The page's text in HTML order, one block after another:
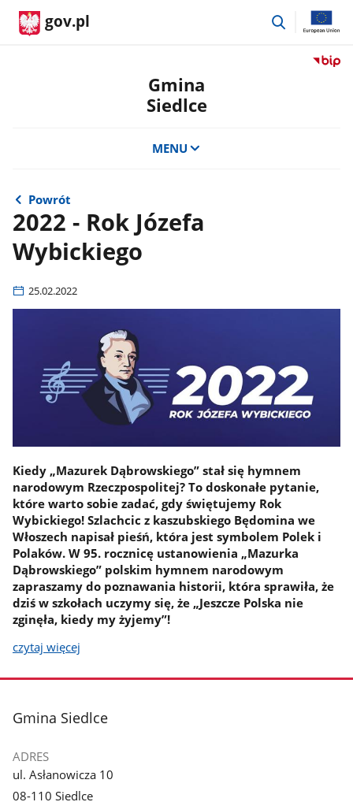
gov.pl
przejdź
Przejdź
Gmina
Siedlce
MENU
Powrót
2022 - Rok Józefa
Wybickiego
25.02.2022
Kiedy „Mazurek Dąbrowskiego” stał się hymnem
narodowym Rzeczpospolitej? To doskonałe pytanie,
które warto sobie zadać, gdy świętujemy Rok
Wybickiego! Szlachcic z kaszubskiego Będomina we
Włoszech napisał pieśń, która jest symbolem Polek i
Polaków. W 95. rocznicę ustanowienia „Mazurka
Dąbrowskiego” polskim hymnem narodowym
zapraszamy do poznawania historii, która sprawiła, że
dziś w szkołach uczymy się, że „Jeszcze Polska nie
zginęła, kiedy my żyjemy”!
czytaj więcej
stopka
Gmina Siedlce
ADRES
ul. Asłanowicza 10
08-110 Siedlce